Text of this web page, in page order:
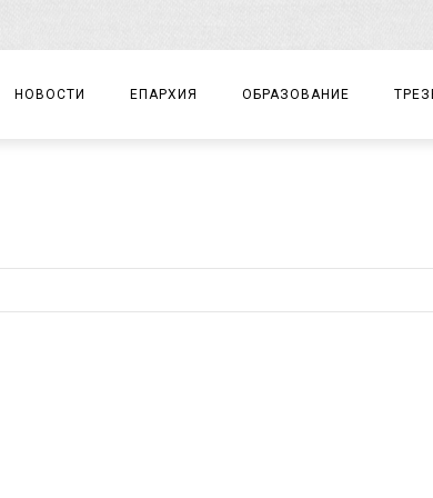
НОВОСТИ ЕПАРХИЯ
ДОКУМЕНТЫ
ЕПАРХИАЛЬНЫЕ ОТДЕЛЫ
ОБРАЗОВАНИЕ
ДЕТСКИЙ ТУРИЗМ